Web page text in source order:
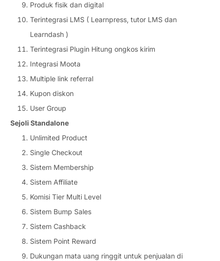
Produk fisik dan digital
Terintegrasi LMS ( Learnpress, tutor LMS dan
Learndash )
Terintegrasi Plugin Hitung ongkos kirim
Integrasi Moota
Multiple link referral
Kupon diskon
User Group
Sejoli Standalone
Unlimited Product
Single Checkout
Sistem Membership
Sistem Affiliate
Komisi Tier Multi Level
Sistem Bump Sales
Sistem Cashback
Sistem Point Reward
Dukungan mata uang ringgit untuk penjualan di